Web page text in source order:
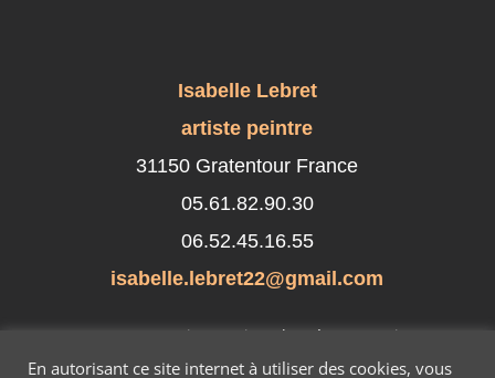
Isabelle Lebret
artiste peintre
31150 Gratentour France
05.61.82.90.30
06.52.45.16.55
isabelle.lebret22@gmail.com
Suivez-moi sur les réseaux sociaux
En autorisant ce site internet à utiliser des cookies, vous